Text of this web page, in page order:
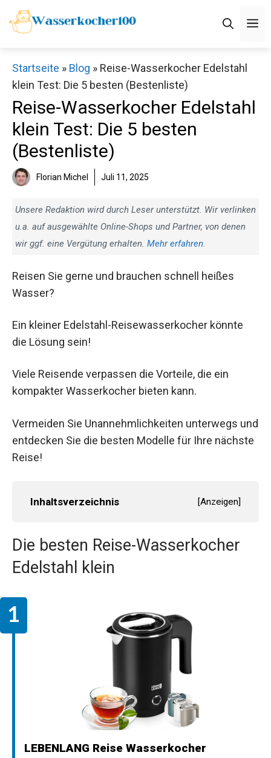
Zum
Inhalt
Startseite » Blog » Reise-Wasserkocher Edelstahl
klein Test: Die 5 besten (Bestenliste)
Reise-Wasserkocher Edelstahl
klein Test: Die 5 besten
(Bestenliste)
Florian Michel Juli 11, 2025
Unsere Redaktion wird durch Leser unterstützt. Wir verlinken
u.a. auf ausgewählte Online-Shops und Partner, von denen
wir ggf. eine Vergütung erhalten. Mehr erfahren.
Reisen Sie gerne und brauchen schnell heißes
Wasser?
Ein kleiner Edelstahl-Reisewasserkocher könnte
die Lösung sein!
Viele Reisende verpassen die Vorteile, die ein
kompakter Wasserkocher bieten kann.
Vermeiden Sie Unannehmlichkeiten unterwegs und
entdecken Sie die besten Modelle für Ihre nächste
Reise!
Inhaltsverzeichnis [Anzeigen]
Die besten Reise-Wasserkocher
Edelstahl klein
LEBENLANG Reise Wasserkocher